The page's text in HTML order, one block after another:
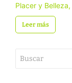
Placer y Belleza,
Leer más